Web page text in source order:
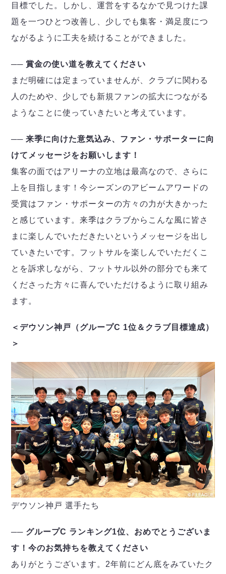
目標でした。しかし、運営をするなかで見つけた課
題を一つひとつ改善し、少しでも集客・満足度につ
ながるように工夫を続けることができました。
── 賞金の使い道を教えてください
まだ明確には定まっていませんが、クラブに関わる
人のためや、少しでも新規ファンの拡大につながる
ようなことに使っていきたいと考えています。
── 来季に向けた意気込み、ファン・サポーターに向
けてメッセージをお願いします！
集客の面ではアリーナの立地は最高なので、さらに
上を目指します！今シーズンのアビームアワードの
受賞はファン・サポーターの方々の力が大きかった
と感じています。来季はクラブからこんな風に皆さ
まに楽しんでいただきたいというメッセージを出し
ていきたいです。フットサルを楽しんでいただくこ
とを訴求しながら、フットサル以外の部分でも来て
くださった方々に喜んでいただけるように取り組み
ます。
＜デウソン神戸（グループC 1位＆クラブ目標達成）
＞
デウソン神戸 選手たち
── グループC ランキング1位、おめでとうございま
す！今のお気持ちを教えてください
ありがとうございます。2年前にどん底をみていたク